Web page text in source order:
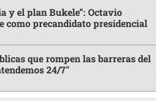
y el plan Bukele”: Octavio
como precandidato presidencial
que rompen las barreras del
24/7"